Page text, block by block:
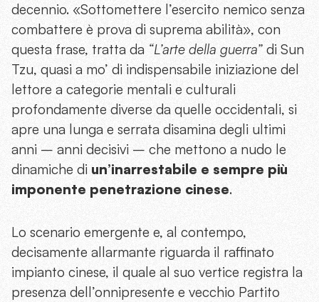
decennio. «Sottomettere l’esercito nemico senza
combattere è prova di suprema abilità», con
questa frase, tratta da “L’arte della guerra” di Sun
Tzu, quasi a mo’ di indispensabile iniziazione del
lettore a categorie mentali e culturali
profondamente diverse da quelle occidentali, si
apre una lunga e serrata disamina degli ultimi
anni – anni decisivi – che mettono a nudo le
dinamiche di un’inarrestabile e sempre più
imponente penetrazione cinese.
Lo scenario emergente e, al contempo,
decisamente allarmante riguarda il raffinato
impianto cinese, il quale al suo vertice registra la
presenza dell’onnipresente e vecchio Partito